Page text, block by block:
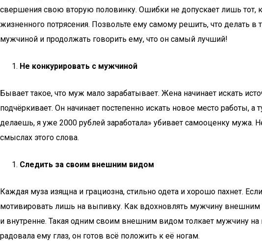
свершения свою вторую половинку. Ошибки не допускает лишь тот,
жизненного потрясения. Позвольте ему самому решить, что делать
мужчиной и продолжать говорить ему, что он самый лучший!
Не конкурировать с мужчиной
Бывает такое, что муж мало зарабатывает. Жена начинает искать
подчёркивает. Он начинает постепенно искать новое место работы,
делаешь, я уже 2000 рублей заработала» убивает самооценку
смыслах этого слова.
Следить за своим внешним видом
Каждая муза изящна и грациозна, стильно одета и хорошо пахнет.
мотивировать лишь на выпивку. Как вдохновлять мужчину
и внутренне. Такая одним своим внешним видом толкает мужчину на
радовала ему глаз, он готов всё положить к её ногам.